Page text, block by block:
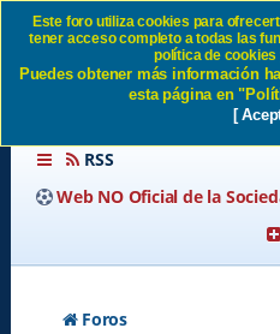
Borrar todas
Sitio
RSS
Web NO Oficial de la
Foros
Este foro utiliza cookies para
tener acceso completo a todas las
política de
Puedes obtener más información
esta página en
[